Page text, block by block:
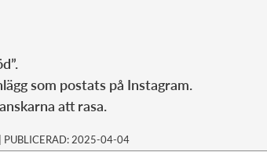
som postats på Instagram.
att rasa.
| PUBLICERAD: 2025-04-04